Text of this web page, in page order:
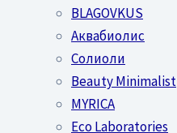
BLAGOVKUS
Аквабиолис
Солиоли
Beauty Minimalist
MYRICA
Eco Laboratories